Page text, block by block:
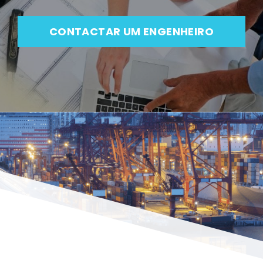
CONTACTAR UM ENGENHEIRO